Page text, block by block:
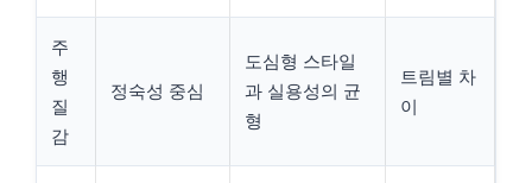
주
행
질
감
정숙성 중심
도심형 스타일
과 실용성의 균
형
트림별 차
이